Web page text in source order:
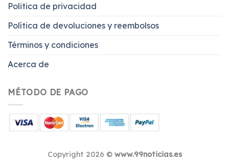
Politica de privacidad
Política de devoluciones y reembolsos
Términos y condiciones
Acerca de
MÉTODO DE PAGO
Copyright 2026 © www.99noticias.es